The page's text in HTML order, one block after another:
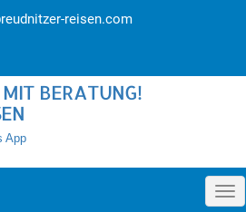
reisen.com
BERATUNG!
App
»